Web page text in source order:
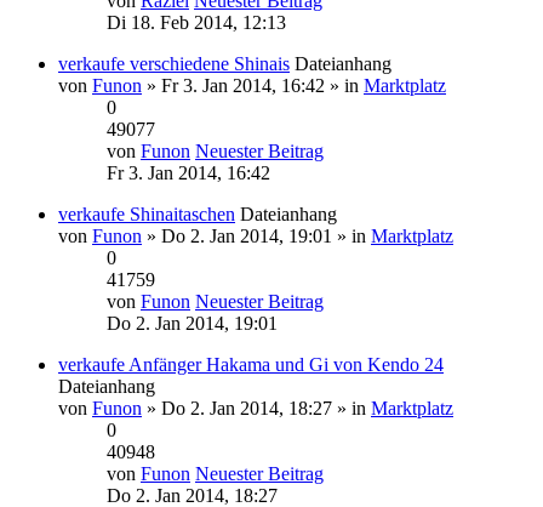
Di 18. Feb 2014, 12:13
verkaufe verschiedene Shinais Dateianhang
von Funon » Fr 3. Jan 2014, 16:42 » in Marktplatz
0
49077
von Funon Neuester Beitrag
Fr 3. Jan 2014, 16:42
verkaufe Shinaitaschen Dateianhang
von Funon » Do 2. Jan 2014, 19:01 » in Marktplatz
0
41759
von Funon Neuester Beitrag
Do 2. Jan 2014, 19:01
verkaufe Anfänger Hakama und Gi von Kendo 24
Dateianhang
von Funon » Do 2. Jan 2014, 18:27 » in Marktplatz
0
40948
von Funon Neuester Beitrag
Do 2. Jan 2014, 18:27